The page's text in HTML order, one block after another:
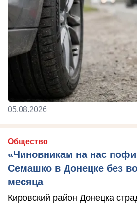
05.08.2026
Общество
«Чиновникам на нас
Семашко в Донецке без
месяца
Кировский район Донецка